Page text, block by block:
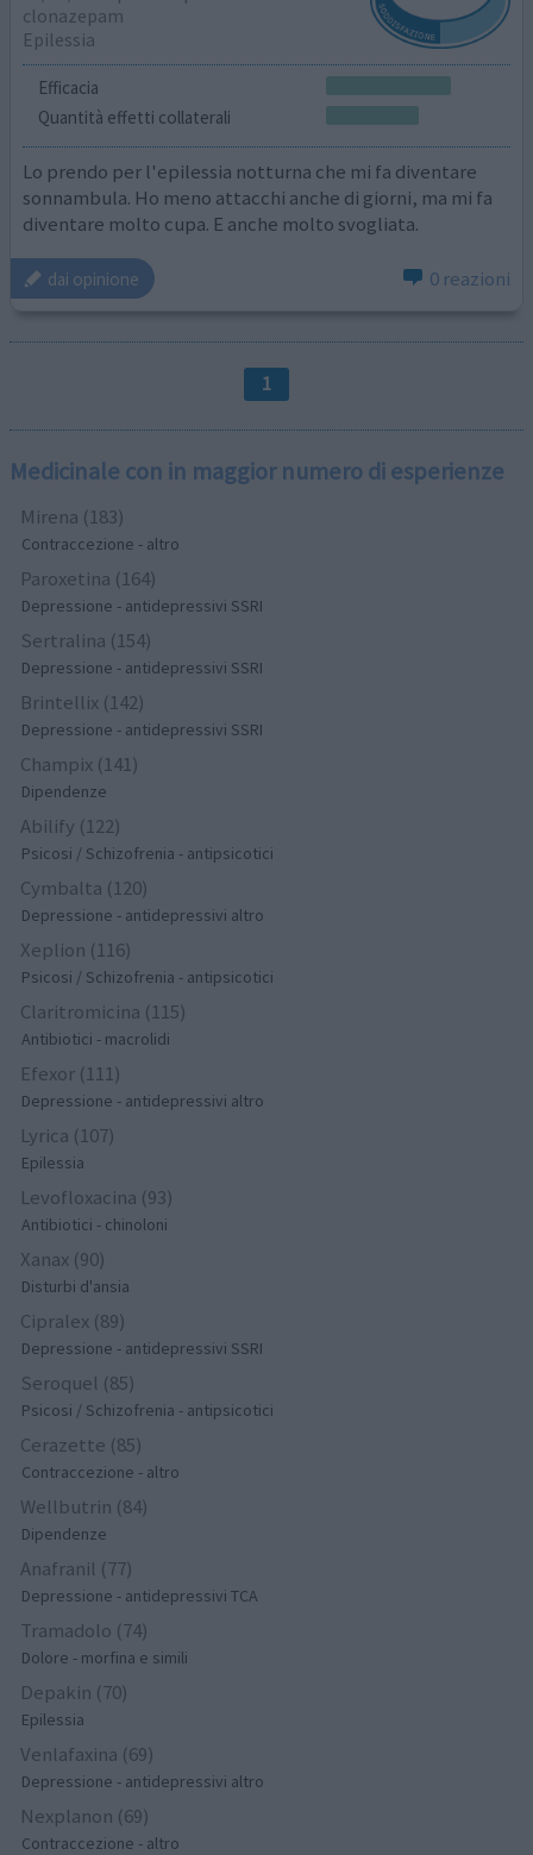
clonazepam
Epilessia
Efficacia
Quantità effetti collaterali
Lo prendo per l'epilessia notturna che mi fa diventare
sonnambula. Ho meno attacchi anche di giorni, ma mi fa
diventare molto cupa. E anche molto svogliata.
dai opinione 0 reazioni
1
Medicinale con in maggior numero di esperienze
Mirena (183)
Contraccezione - altro
Paroxetina (164)
Depressione - antidepressivi SSRI
Sertralina (154)
Depressione - antidepressivi SSRI
Brintellix (142)
Depressione - antidepressivi SSRI
Champix (141)
Dipendenze
Abilify (122)
Psicosi / Schizofrenia - antipsicotici
Cymbalta (120)
Depressione - antidepressivi altro
Xeplion (116)
Psicosi / Schizofrenia - antipsicotici
Claritromicina (115)
Antibiotici - macrolidi
Efexor (111)
Depressione - antidepressivi altro
Lyrica (107)
Epilessia
Levofloxacina (93)
Antibiotici - chinoloni
Xanax (90)
Disturbi d'ansia
Cipralex (89)
Depressione - antidepressivi SSRI
Seroquel (85)
Psicosi / Schizofrenia - antipsicotici
Cerazette (85)
Contraccezione - altro
Wellbutrin (84)
Dipendenze
Anafranil (77)
Depressione - antidepressivi TCA
Tramadolo (74)
Dolore - morfina e simili
Depakin (70)
Epilessia
Venlafaxina (69)
Depressione - antidepressivi altro
Nexplanon (69)
Contraccezione - altro